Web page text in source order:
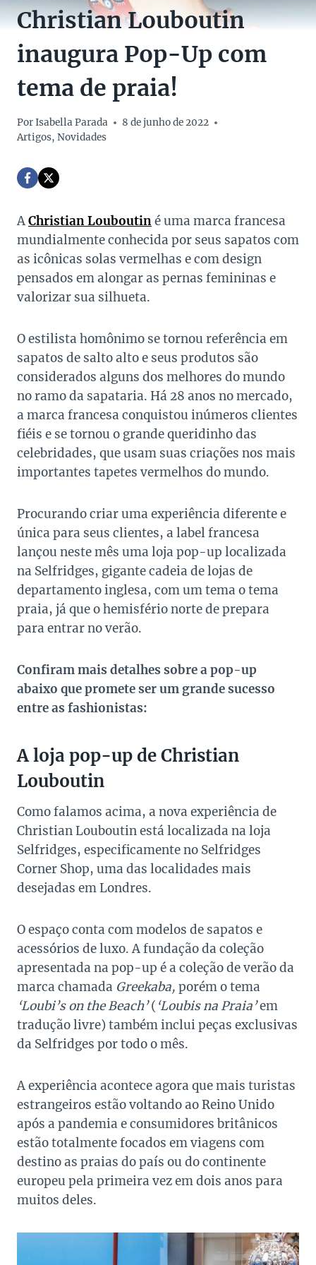
Christian Louboutin
inaugura Pop-Up com
tema de praia!
PorIsabella Parada
8 de junho de 2022
Artigos, Novidades
AChristian Louboutiné uma marca francesa
mundialmente conhecida por seus sapatos com
as icônicas solas vermelhas e com design
pensados em alongar as pernas femininas e
valorizar sua silhueta.
O estilista homônimo se tornou referência em
sapatos de salto alto e seus produtos são
considerados alguns dos melhores do mundo
no ramo da sapataria. Há 28 anos no mercado,
a marca francesa conquistou inúmeros clientes
fiéis e se tornou o grande queridinho das
celebridades, que usam suas criações nos mais
importantes tapetes vermelhos do mundo.
Procurando criar uma experiência diferente e
única para seus clientes, a label francesa
lançou neste mês uma loja pop-up localizada
na Selfridges, gigante cadeia de lojas de
departamento inglesa, com um tema o tema
praia, já que o hemisfério norte de prepara
para entrar no verão.
Confiram mais detalhes sobre a pop-up
abaixo que promete ser um grande sucesso
entre as fashionistas:
A loja pop-up de Christian
Louboutin
Como falamos acima, a nova experiência de
Christian Louboutin está localizada na loja
Selfridges, especificamente no Selfridges
Corner Shop, uma das localidades mais
desejadas em Londres.
O espaço conta com modelos de sapatos e
acessórios de luxo. A fundação da coleção
apresentada na pop-up é a coleção de verão da
marca chamada Greekaba, porém o tema
‘Loubi’s on the Beach’( ‘Loubis na Praia’em
tradução livre) também inclui peças exclusivas
da Selfridges por todo o mês.
A experiência acontece agora que mais turistas
estrangeiros estão voltando ao Reino Unido
após a pandemia e consumidores britânicos
estão totalmente focados em viagens com
destino as praias do país ou do continente
europeu pela primeira vez em dois anos para
muitos deles.